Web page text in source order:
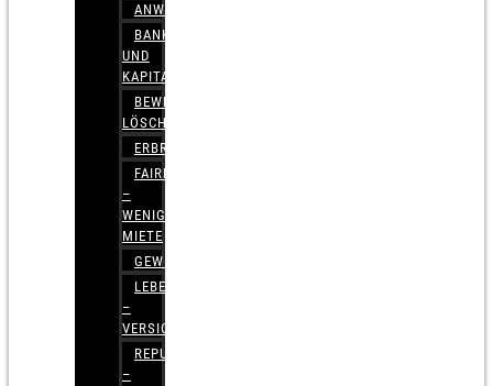
ANWALTSHAFTUNGSRECHT
BANK-
UND
KAPITALMARKTRECHT
BEWERTUNGEN
LÖSCHEN
ERBRECHT
FAIRMIETEN
–
WENIGER
MIETE
GEWERBERECHT
LEBENSVERSICHERUNG
–
VERSICHERUNGSRECHT
REPUTATIONSRECHT
–